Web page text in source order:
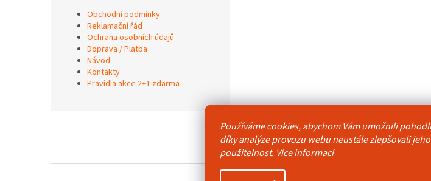
Používáme cookies, abychom Vám umožnili
díky analýze provozu webu neustále zlepšovali
použitelnost. Více informací
Obchodní podmínky
Reklamační řád
Ochrana osobních údajů
Doprava / Platba
Návod
Kontakty
Pravidla akce 2+1 zdarma
Obchodní podmínky Reklamační řád Ochrana